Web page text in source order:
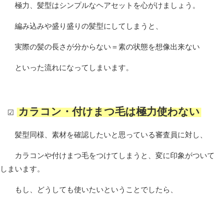
極力、髪型はシンプルなヘアセットを心がけましょう。
編み込みや盛り盛りの髪型にしてしまうと、
実際の髪の長さが分からない＝素の状態を想像出来ない
といった流れになってしまいます。
☑ カラコン・付けまつ毛は極力使わない
髪型同様、素材を確認したいと思っている審査員に対し、
カラコンや付けまつ毛をつけてしまうと、変に印象がついて
しまいます。
もし、どうしても使いたいということでしたら、